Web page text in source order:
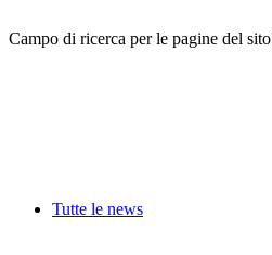
Campo di ricerca per le pagine del sito
Tutte le news